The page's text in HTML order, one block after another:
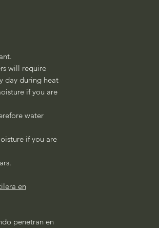
will require
day during heat
if you are
water
if you are
en
penetran en